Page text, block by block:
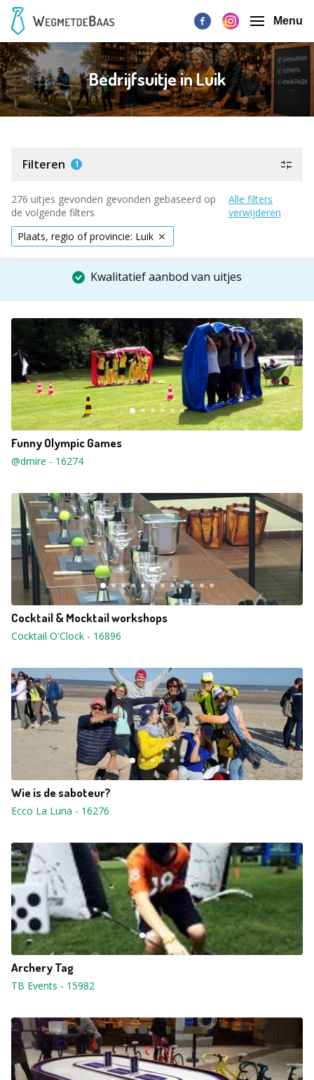
Menu
Bedrijfsuitje in Luik
Filteren 1
276 uitjes gevonden gevonden gebaseerd op
de volgende filters
Alle filters
verwijderen
Plaats, regio of provincie: Luik
Kwalitatief aanbod van uitjes
Funny Olympic Games
@dmire - 16274
Cocktail & Mocktail workshops
Cocktail O'Clock - 16896
Wie is de saboteur?
Ecco La Luna - 16276
Archery Tag
TB Events - 15982